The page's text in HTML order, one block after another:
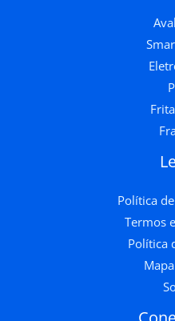
Política
Termos
Política